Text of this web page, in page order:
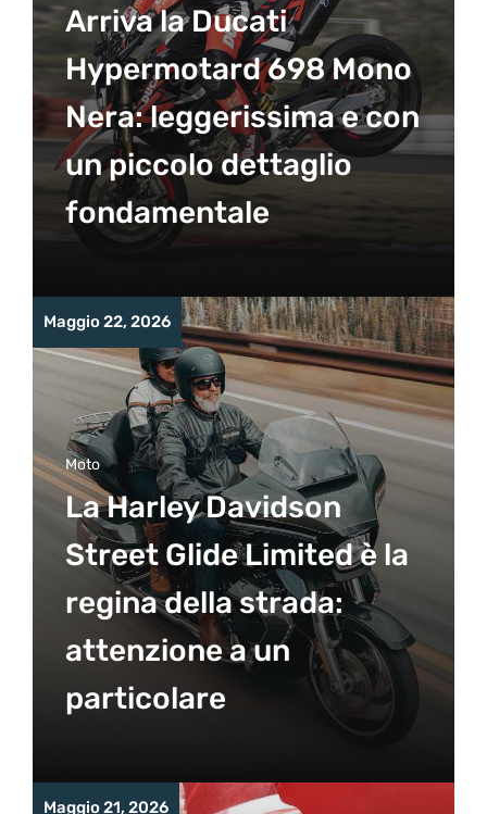
Arriva la Ducati
Hypermotard 698 Mono
Nera: leggerissima e con
un piccolo dettaglio
fondamentale
Maggio 22, 2026
Moto
La Harley Davidson
Street Glide Limited è la
regina della strada:
attenzione a un
particolare
Maggio 21, 2026